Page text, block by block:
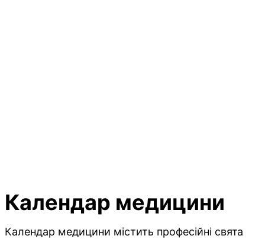
Календар медицини
Календар медицини містить професійні свята